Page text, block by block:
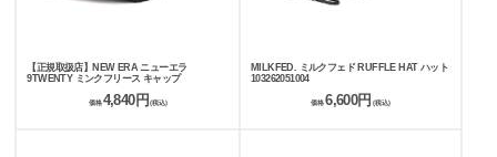
【正規取扱店】NEW ERA ニューエラ
9TWENTY ミンクフリース キャップ
価格 4,840円 (税込)
MILKFED. ミルクフェド RUFFLE HAT ハット
103262051004
価格6,600円 (税込)